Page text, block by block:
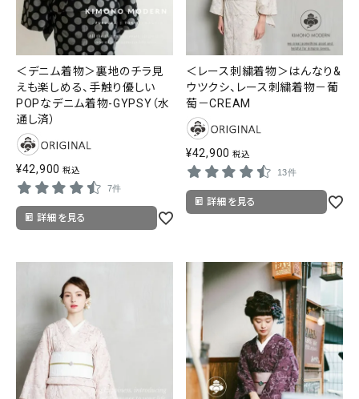
＜デニム着物＞裏地のチラ見
えも楽しめる、手触り優しい
POPなデニム着物-GYPSY（水
通し済）
¥42,900 税込
7件
詳細を見る
＜レース刺繍着物＞はんなり&
ウツクシ、レース刺繍着物－葡
萄－CREAM
¥42,900 税込
13件
詳細を見る